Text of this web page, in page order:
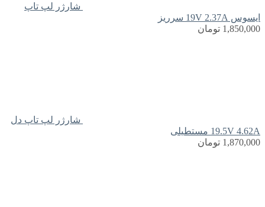
شارژر لپ تاپ
ایسوس 19V 2.37A سرریز
1,850,000 تومان
شارژر لپ تاپ دل
19.5V 4.62A مستطیلی
1,870,000 تومان